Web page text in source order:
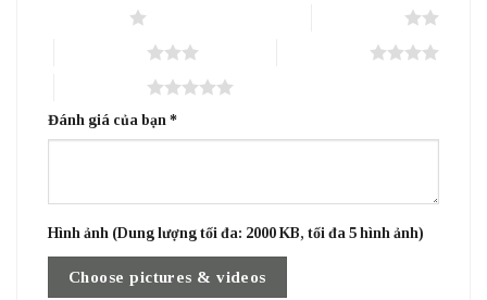
Đánh giá của bạn *
Hình ảnh (Dung lượng tối đa: 2000 KB, tối đa 5 hình ảnh)
Choose pictures & videos